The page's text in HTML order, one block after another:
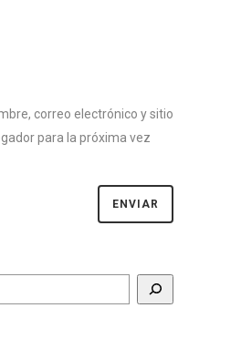
correo electrónico y sitio
para la próxima vez